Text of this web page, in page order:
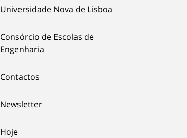
Universidade Nova de Lisboa
Consórcio de Escolas de
Engenharia
Contactos
Newsletter
Hoje